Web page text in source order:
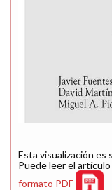
Esta visualización
Puede leer el
formato PDF